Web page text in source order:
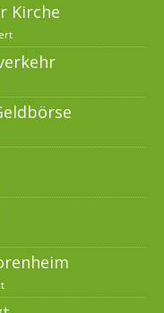
Kirche